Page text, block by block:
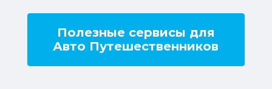
Полезные сервисы для
Авто Путешественников